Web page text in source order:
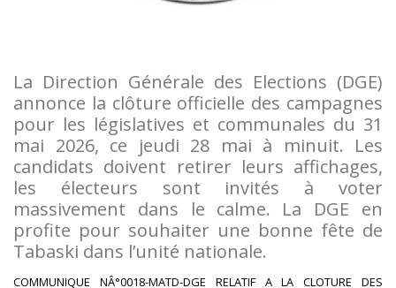
La Direction Générale des Elections (DGE)
annonce la clôture officielle des campagnes
pour les législatives et communales du 31
mai 2026, ce jeudi 28 mai à minuit. Les
candidats doivent retirer leurs affichages,
les électeurs sont invités à voter
massivement dans le calme. La DGE en
profite pour souhaiter une bonne fête de
Tabaski dans l’unité nationale.
COMMUNIQUE NÂ°0018-MATD-DGE RELATIF A LA CLOTURE DES